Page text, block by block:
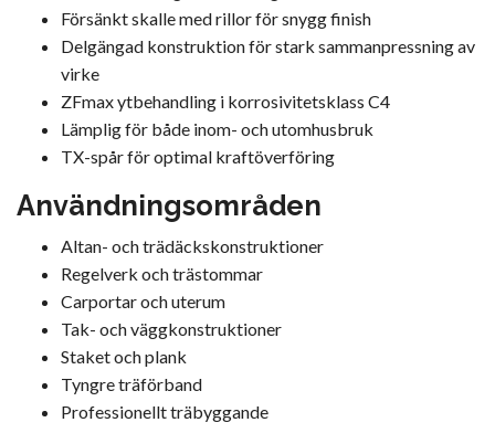
Försänkt skalle med rillor för snygg finish
Delgängad konstruktion för stark sammanpressning av
virke
ZFmax ytbehandling i korrosivitetsklass C4
Lämplig för både inom- och utomhusbruk
TX-spår för optimal kraftöverföring
Användningsområden
Altan- och trädäckskonstruktioner
Regelverk och trästommar
Carportar och uterum
Tak- och väggkonstruktioner
Staket och plank
Tyngre träförband
Professionellt träbyggande